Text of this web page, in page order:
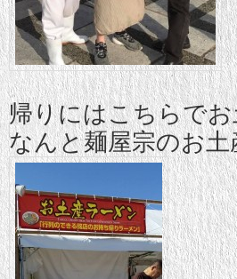
帰りにはこちらで
なんと麺屋宗のお